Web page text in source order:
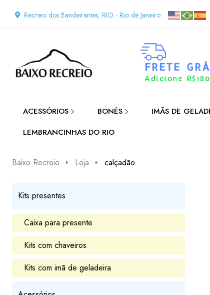
Recreio dos Bandeirantes, RIO - Rio de Janeiro
FRETE
Adicione
ACESSÓRIOS BONÉS IMÃS DE
LEMBRANCINHAS DO RIO
Baixo Recreio Loja calçadão
Kits presentes
Caixa para presente
Kits com chaveiros
Kits com imã de geladeira